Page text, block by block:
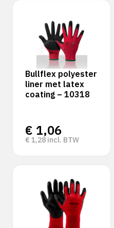
Bullflex polyester
liner met latex
coating – 10318
€ 1,06
€ 1,28 incl. BTW